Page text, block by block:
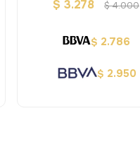
$ 3.278 $4.000
$ 2.786
$ 2.950